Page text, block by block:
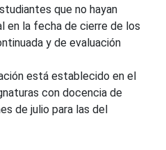
que no hayan
en la fecha de cierre de los
y de evaluación
está establecido en el
con docencia de
de julio para las del